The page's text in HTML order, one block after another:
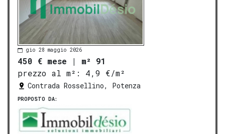
gio 28 maggio 2026
450 € mese | m² 91
prezzo al m²:
4,9 €/m²
Contrada Rossellino, Potenza
PROPOSTO DA: